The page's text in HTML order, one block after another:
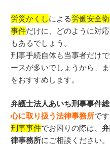
労災かくしによる労働安全
事件だけに、どのように対
もあるでしょう。
刑事手続自体も当事者だけ
ースが多いでしょうから、
をおすすめします。
弁護士法人あいち刑事事件
心に取り扱う法律事務所です
刑事事件でお困りの際は、
律事務所にご相談ください。